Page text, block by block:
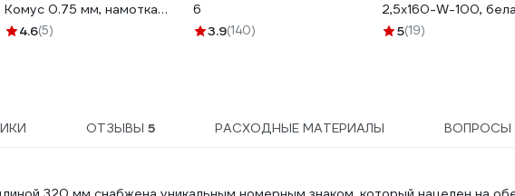
Комус 0.75 мм, намотка
100 м 1348433
4.6(5)
6
3.9(140)
2,5x160-W-100,
100 шт. 24831
5(19)
ОТЗЫВЫ 5 РАСХОДНЫЕ МАТЕРИАЛЫ ВОПРОСЫ